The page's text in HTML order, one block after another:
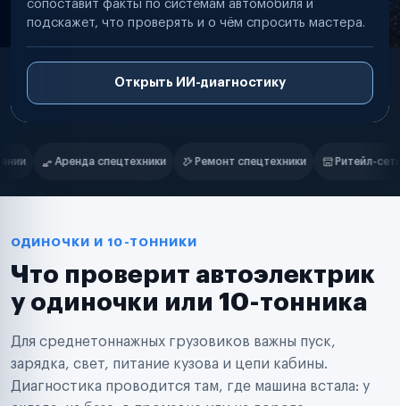
сопоставит факты по системам автомобиля и
подскажет, что проверять и о чём спросить мастера.
Открыть ИИ-диагностику
Нам доверяют
Ремонт спецтехники Ритейл-сети Управляющие компании
Маркетплейсы
Таксопарки
Автодилеры
Поставщики запчастей
Аренда спецтехники
Ремонт спецтехники
Ритейл-сети
Управляющие компании
ОДИНОЧКИ И 10-ТОННИКИ
Что проверит автоэлектрик
у одиночки или 10-тонника
Для среднетоннажных грузовиков важны пуск,
зарядка, свет, питание кузова и цепи кабины.
Диагностика проводится там, где машина встала: у